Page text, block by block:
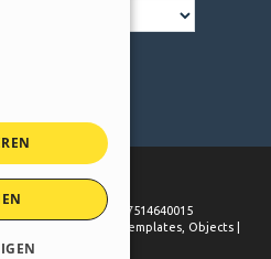
reserved. P.IVA IT07514640015
Templates Objects
Policy